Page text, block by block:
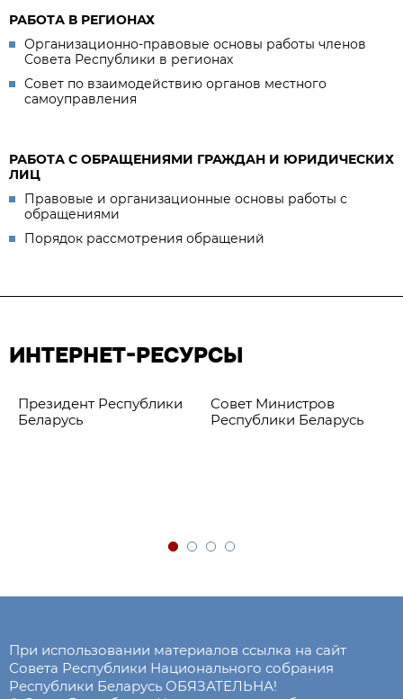
РАБОТА В РЕГИОНАХ
Организационно-правовые основы работы членов
Совета Республики в регионах
Совет по взаимодействию органов местного
самоуправления
РАБОТА С ОБРАЩЕНИЯМИ ГРАЖДАН И ЮРИДИЧЕСКИХ
ЛИЦ
Правовые и организационные основы работы с
обращениями
Порядок рассмотрения обращений
ИНТЕРНЕТ-РЕСУРСЫ
Президент Республики
Беларусь
Совет Министров
Республики Беларусь
При использовании материалов ссылка на сайт
Совета Республики Национального собрания
Республики Беларусь ОБЯЗАТЕЛЬНА!